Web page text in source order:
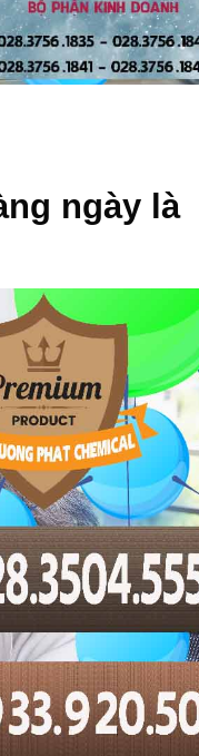
ngày là